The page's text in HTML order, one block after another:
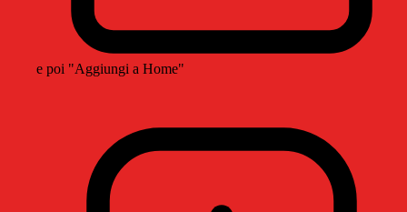
e poi "Aggiungi a Home"